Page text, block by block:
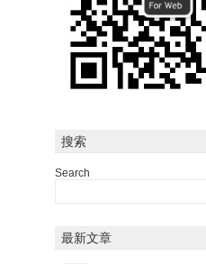
搜索
Search
最新文章